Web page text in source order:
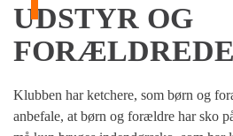
UDSTYR OG
Klubben har ketchere, som børn og
anbefale, at børn og forældre har sko